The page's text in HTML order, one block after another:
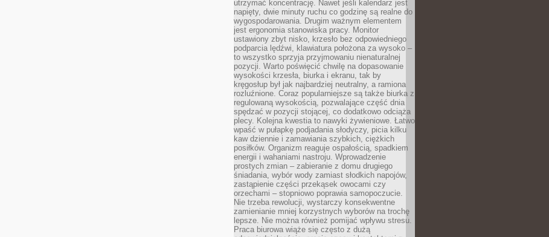
utrzymać koncentrację. Nawet jeśli kalendarz jest
napięty, dwie minuty ruchu co godzinę są realne do
wygospodarowania. Drugim ważnym elementem
jest ergonomia stanowiska pracy. Monitor
ustawiony zbyt nisko, krzesło bez odpowiedniego
podparcia lędźwi, klawiatura położona za wysoko –
to wszystko sprzyja przyjmowaniu nienaturalnej
pozycji. Warto poświęcić chwilę na dopasowanie
wysokości krzesła, biurka i ekranu, tak by
kręgosłup był jak najbardziej neutralny, a ramiona
rozluźnione. Coraz popularniejsze są także biurka z
regulowaną wysokością, pozwalające część dnia
spędzać w pozycji stojącej, co dodatkowo odciąża
plecy. Kolejna kwestia to nawyki żywieniowe. Łatwo
wpaść w pułapkę podjadania słodyczy, picia kilku
kaw dziennie i zamawiania szybkich, ciężkich
posiłków. Organizm reaguje ospałością, spadkiem
energii i wahaniami nastroju. Wprowadzenie
prostych zmian – zabieranie z domu drugiego
śniadania, wybór wody zamiast słodkich napojów,
zastąpienie części przekąsek owocami czy
orzechami – stopniowo poprawia samopoczucie.
Nie trzeba rewolucji, wystarczy konsekwentne
zamienianie mniej korzystnych wyborów na trochę
lepsze. Nie można również pomijać wpływu stresu.
Praca biurowa wiąże się często z dużą